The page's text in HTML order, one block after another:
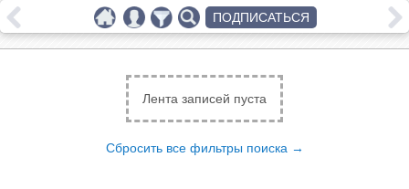
Лента записей пуста
Сбросить все фильтры поиска →
ПОДПИСАТЬСЯ